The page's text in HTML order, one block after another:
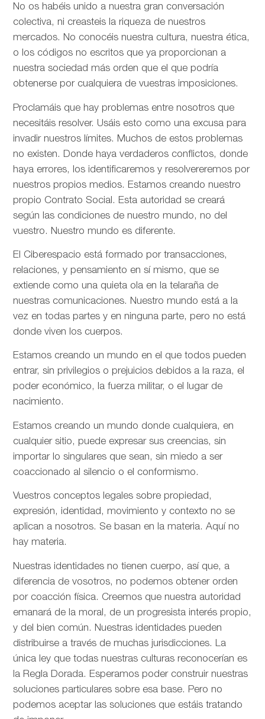
No os habéis unido a nuestra gran conversación
colectiva, ni creasteis la riqueza de nuestros
mercados. No conocéis nuestra cultura, nuestra ética,
o los códigos no escritos que ya proporcionan a
nuestra sociedad más orden que el que podría
obtenerse por cualquiera de vuestras imposiciones.
Proclamáis que hay problemas entre nosotros que
necesitáis resolver. Usáis esto como una excusa para
invadir nuestros límites. Muchos de estos problemas
no existen. Donde haya verdaderos conflictos, donde
haya errores, los identificaremos y resolvereremos por
nuestros propios medios. Estamos creando nuestro
propio Contrato Social. Esta autoridad se creará
según las condiciones de nuestro mundo, no del
vuestro. Nuestro mundo es diferente.
El Ciberespacio está formado por transacciones,
relaciones, y pensamiento en sí mismo, que se
extiende como una quieta ola en la telaraña de
nuestras comunicaciones. Nuestro mundo está a la
vez en todas partes y en ninguna parte, pero no está
donde viven los cuerpos.
Estamos creando un mundo en el que todos pueden
entrar, sin privilegios o prejuicios debidos a la raza, el
poder económico, la fuerza militar, o el lugar de
nacimiento.
Estamos creando un mundo donde cualquiera, en
cualquier sitio, puede expresar sus creencias, sin
importar lo singulares que sean, sin miedo a ser
coaccionado al silencio o el conformismo.
Vuestros conceptos legales sobre propiedad,
expresión, identidad, movimiento y contexto no se
aplican a nosotros. Se basan en la materia. Aquí no
hay materia.
Nuestras identidades no tienen cuerpo, así que, a
diferencia de vosotros, no podemos obtener orden
por coacción física. Creemos que nuestra autoridad
emanará de la moral, de un progresista interés propio,
y del bien común. Nuestras identidades pueden
distribuirse a través de muchas jurisdicciones. La
única ley que todas nuestras culturas reconocerían es
la Regla Dorada. Esperamos poder construir nuestras
soluciones particulares sobre esa base. Pero no
podemos aceptar las soluciones que estáis tratando